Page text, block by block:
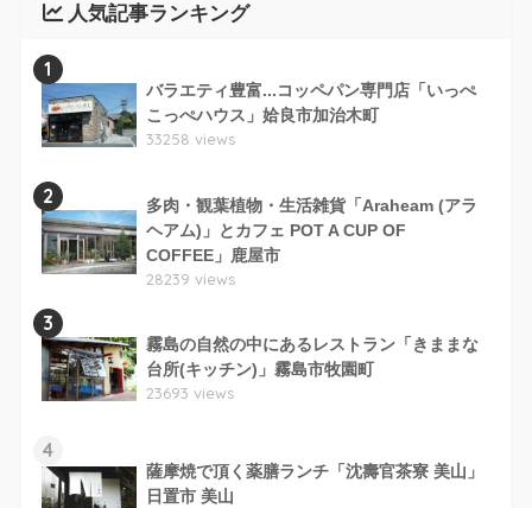
人気記事ランキング
1
バラエティ豊富...コッペパン専門店「いっぺ
こっぺハウス」姶良市加治木町
33258 views
2
多肉・観葉植物・生活雑貨「Araheam (アラ
ヘアム)」とカフェ POT A CUP OF
COFFEE」鹿屋市
28239 views
3
霧島の自然の中にあるレストラン「きままな
台所(キッチン)」霧島市牧園町
23693 views
4
薩摩焼で頂く薬膳ランチ「沈壽官茶寮 美山」
日置市 美山